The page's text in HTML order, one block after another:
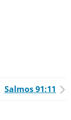
Salmos 91:11